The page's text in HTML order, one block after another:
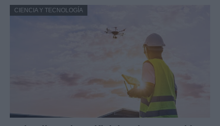
CIENCIA Y TECNOLOGÍA